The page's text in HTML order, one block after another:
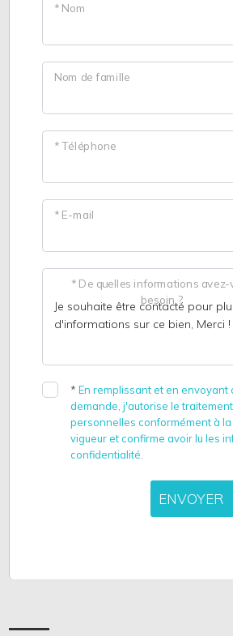
* Nom
Nom de famille
* Téléphone
* E-mail
* De quelles informations avez-
besoin ?
*En remplissant et en envoyant
demande, j'autorise le
personnelles conformément à
vigueur et confirme avoir lu les
confidentialité.
ENVOYER